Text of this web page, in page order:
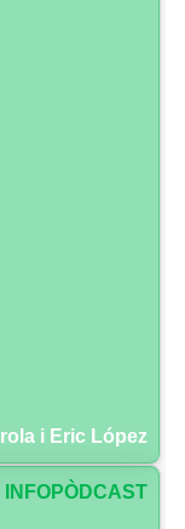
i Eric López
INFOPÒDCAST